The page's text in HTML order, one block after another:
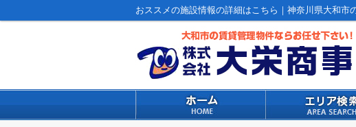
おススメの施設情報の詳細はこちら｜神奈川県大和市